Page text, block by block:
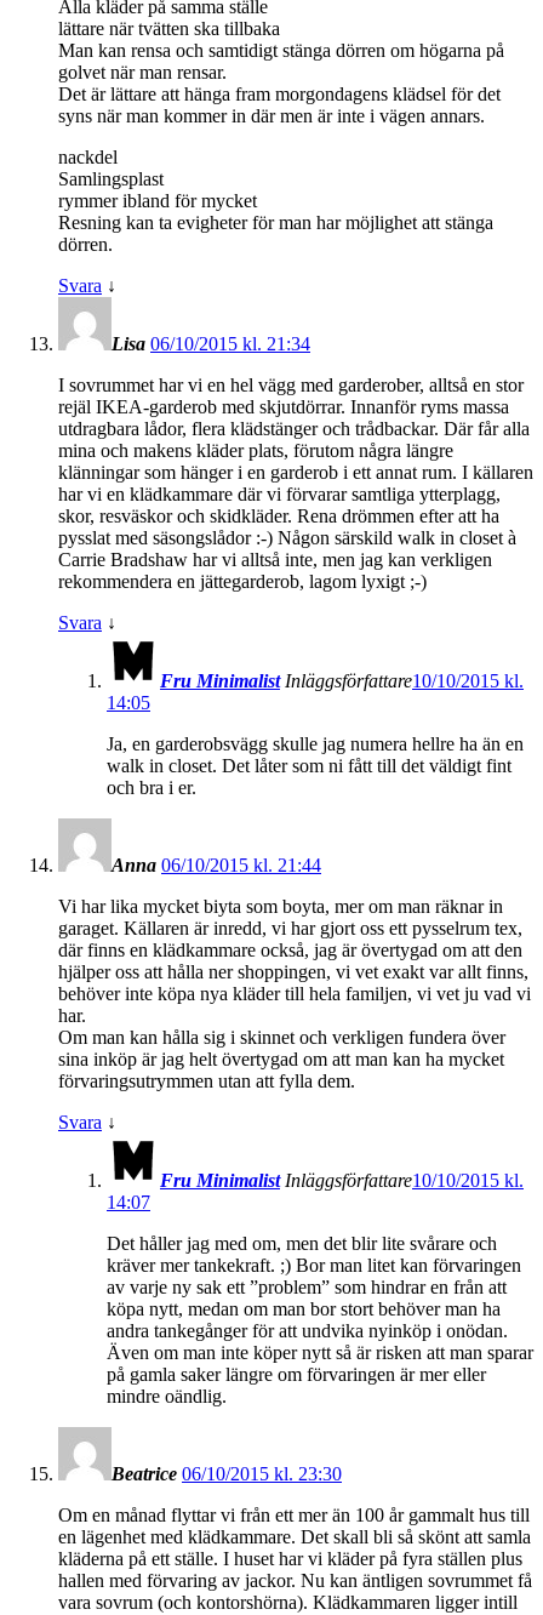
Alla kläder på samma ställe
lättare när tvätten ska tillbaka
Man kan rensa och samtidigt stänga dörren om högarna på
golvet när man rensar.
Det är lättare att hänga fram morgondagens klädsel för det
syns när man kommer in där men är inte i vägen annars.
nackdel
Samlingsplast
rymmer ibland för mycket
Resning kan ta evigheter för man har möjlighet att stänga
dörren.
Svara ↓
Lisa 06/10/2015 kl. 21:34
I sovrummet har vi en hel vägg med garderober, alltså en stor
rejäl IKEA-garderob med skjutdörrar. Innanför ryms massa
utdragbara lådor, flera klädstänger och trådbackar. Där får alla
mina och makens kläder plats, förutom några längre
klänningar som hänger i en garderob i ett annat rum. I källaren
har vi en klädkammare där vi förvarar samtliga ytterplagg,
skor, resväskor och skidkläder. Rena drömmen efter att ha
pysslat med säsongslådor :-) Någon särskild walk in closet à
Carrie Bradshaw har vi alltså inte, men jag kan verkligen
rekommendera en jättegarderob, lagom lyxigt ;-)
Svara ↓
Fru Minimalist Inläggsförfattare10/10/2015 kl.
14:05
Ja, en garderobsvägg skulle jag numera hellre ha än en
walk in closet. Det låter som ni fått till det väldigt fint
och bra i er.
Anna 06/10/2015 kl. 21:44
Vi har lika mycket biyta som boyta, mer om man räknar in
garaget. Källaren är inredd, vi har gjort oss ett pysselrum tex,
där finns en klädkammare också, jag är övertygad om att den
hjälper oss att hålla ner shoppingen, vi vet exakt var allt finns,
behöver inte köpa nya kläder till hela familjen, vi vet ju vad vi
har.
Om man kan hålla sig i skinnet och verkligen fundera över
sina inköp är jag helt övertygad om att man kan ha mycket
förvaringsutrymmen utan att fylla dem.
Svara ↓
Fru Minimalist Inläggsförfattare10/10/2015 kl.
14:07
Det håller jag med om, men det blir lite svårare och
kräver mer tankekraft. ;) Bor man litet kan förvaringen
av varje ny sak ett ”problem” som hindrar en från att
köpa nytt, medan om man bor stort behöver man ha
andra tankegånger för att undvika nyinköp i onödan.
Även om man inte köper nytt så är risken att man sparar
på gamla saker längre om förvaringen är mer eller
mindre oändlig.
Beatrice 06/10/2015 kl. 23:30
Om en månad flyttar vi från ett mer än 100 år gammalt hus till
en lägenhet med klädkammare. Det skall bli så skönt att samla
kläderna på ett ställe. I huset har vi kläder på fyra ställen plus
hallen med förvaring av jackor. Nu kan äntligen sovrummet få
vara sovrum (och kontorshörna). Klädkammaren ligger intill